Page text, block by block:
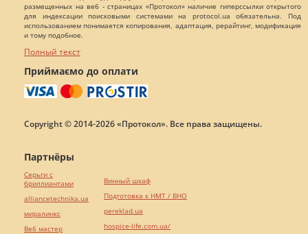
размещенных на веб - страницах «Протокол» наличие гиперссылки открытого
для индексации поисковыми системами на protocol.ua обязательна. Под
использованием понимается копирования, адаптация, рерайтинг, модификация
и тому подобное.
Полный текст
Приймаємо до оплати
Copyright © 2014-2026 «Протокол». Все права защищены.
Партнёры
Серьги с
бриллиантами
alliancetechnika.ua
миралинкс
Веб мастер
Винный шкаф
Подготовка к НМТ / ВНО
pereklad.ua
hospice-life.com.ua/